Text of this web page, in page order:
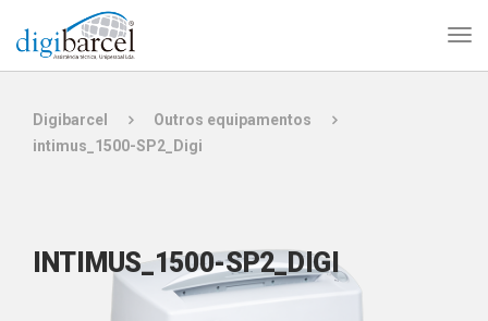
Digibarcel
Outros equipamentos
intimus_1500-SP2_Digi
INTIMUS_1500-SP2_DIGI